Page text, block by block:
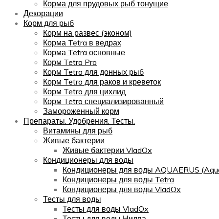
Корма для прудовых рыб тонущие
Декорации
Корм для рыб
Корм на развес (эконом)
Корма Tetra в ведрах
Корма Tetra основные
Корм Tetra Pro
Корм Tetra для донных рыб
Корм Tetra для раков и креветок
Корм Tetra для цихлид
Корм Tetra специализированный
Замороженный корм
Препараты. Удобрения. Тесты.
Витамины для рыб
Живые бактерии
Живые бактерии VladOx
Кондиционеры для воды
Кондиционеры для воды AQUAERUS
Кондиционеры для воды Tetra
Кондиционеры для воды VladOx
Тесты для воды
Тесты для воды VladOx